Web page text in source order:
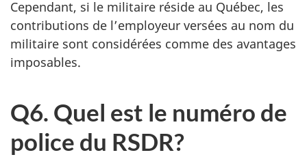
Cependant, si le militaire réside au Québec, les
contributions de l’employeur versées au nom du
militaire sont considérées comme des avantages
imposables.
Q6. Quel est le numéro de
police du RSDR?